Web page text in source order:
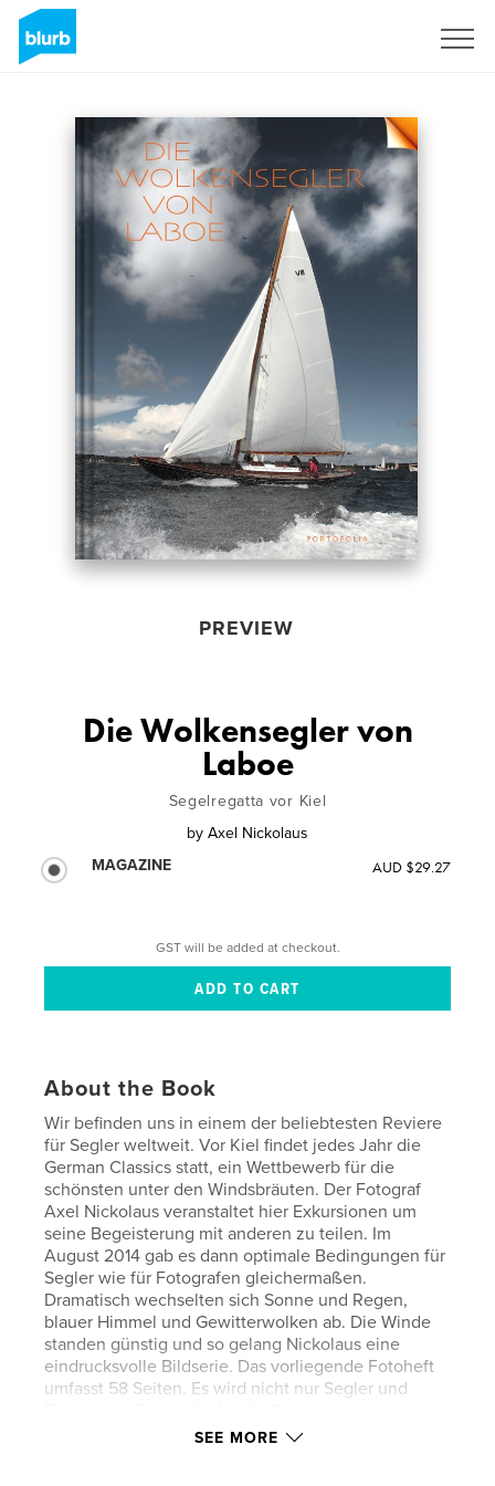
PREVIEW
Die Wolkensegler von
Laboe
Segelregatta vor Kiel
by Axel Nickolaus
MAGAZINE
AUD $29.27
GST will be added at checkout.
About the Book
Wir befinden uns in einem der beliebtesten Reviere
für Segler weltweit. Vor Kiel findet jedes Jahr die
German Classics statt, ein Wettbewerb für die
schönsten unter den Windsbräuten. Der Fotograf
Axel Nickolaus veranstaltet hier Exkursionen um
seine Begeisterung mit anderen zu teilen. Im
August 2014 gab es dann optimale Bedingungen für
Segler wie für Fotografen gleichermaßen.
Dramatisch wechselten sich Sonne und Regen,
blauer Himmel und Gewitterwolken ab. Die Winde
standen günstig und so gelang Nickolaus eine
eindrucksvolle Bildserie. Das vorliegende Fotoheft
umfasst 58 Seiten. Es wird nicht nur Segler und
Meere begeistern. Nebenbei erfährt der Betrachter
SEE MORE